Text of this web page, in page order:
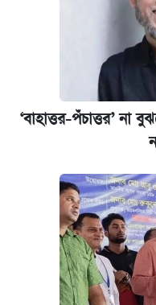
দেশের বাজারে ফের
‘গুলশানের
খান
ভাতা-উপবৃত্তির
আজ শুক্রবার
কবে শুরু হচ্ছে
‘বাহাত্তর-পঁচাত্তর’ না